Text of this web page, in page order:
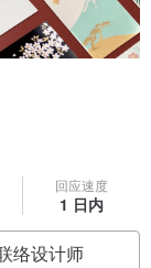
回应速度
1 日内
络设计师